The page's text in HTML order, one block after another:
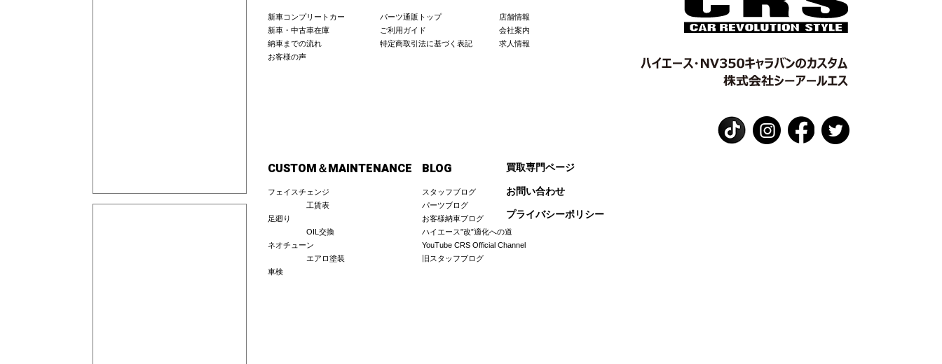
新車コンプリートカー
新車・中古車在庫
納車までの流れ
お客様の声
パーツ通販トップ
ご利用ガイド
特定商取引法に基づく表記
店舗情報
会社案内
求人情報
CUSTOM＆MAINTENANCE
フェイスチェンジ
工賃表
足廻り
OIL交換
ネオチューン
エアロ塗装
車検
BLOG
スタッフブログ
パーツブログ
お客様納車ブログ
ハイエース”改”適化への道
YouTube CRS Official Channel
旧スタッフブログ
買取専門ページ
お問い合わせ
プライバシーポリシー